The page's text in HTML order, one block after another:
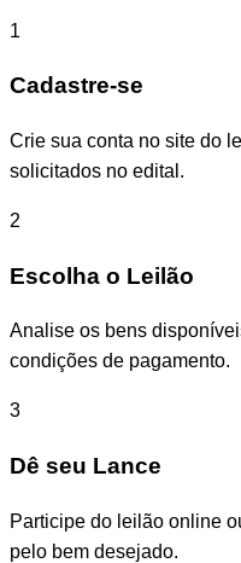
1
Cadastre-se
Crie sua conta no site do
solicitados no edital.
2
Escolha o Leilão
Analise os bens
condições de pagamento.
3
Dê seu Lance
Participe do leilão online
pelo bem desejado.